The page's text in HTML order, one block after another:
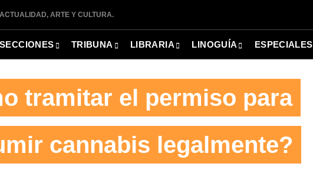
ACTUALIDAD, ARTE Y CULTURA.
SECCIONES TRIBUNA LIBRARIA LINOGUÍA ESPECIALES
tramitar el permiso para
cannabis legalmente?